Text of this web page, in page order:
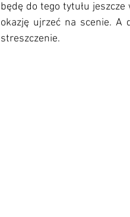
będę do tego tytułu
okazję ujrzeć na scenie.
streszczenie.